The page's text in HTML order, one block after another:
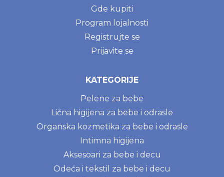
Gde kupiti
Program lojalnosti
Registrujte se
Prijavite se
KATEGORIJE
Pelene za bebe
Lična higijena za bebe i odrasle
Organska kozmetika za bebe i odrasle
Intimna higijena
Aksesoari za bebe i decu
Odeća i tekstil za bebe i decu